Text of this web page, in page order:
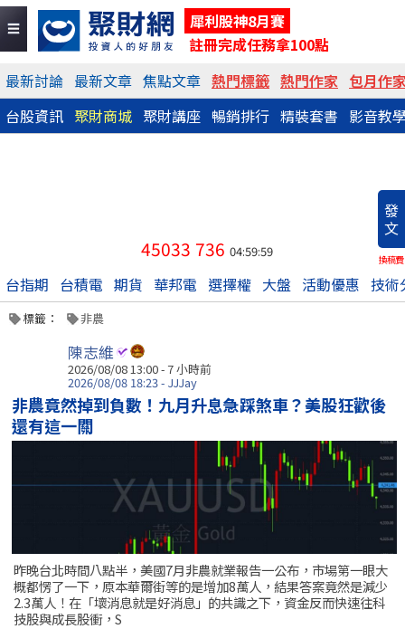
犀利股神8月賽
註冊完成任務拿100點
最新討論 最新文章 焦點文章 熱門標籤 熱門作家 包月作
台股資訊 聚財商城 聚財講座 暢銷排行 精裝套書 影音教
發
文
換稿費
45033 736 04:59:59
台指期 台積電 期貨 華邦電 選擇權 大盤 活動優惠 技術
標籤： 非農
陳志維
2026/08/08 13:00 - 7 小時前
2026/08/08 18:23 - JJJay
非農竟然掉到負數！九月升息急踩煞車？美股狂歡後
還有這一關
昨晚台北時間八點半，美國7月非農就業報告一公布，市場第一眼大
概都愣了一下，原本華爾街等的是增加8萬人，結果答案竟然是減少
2.3萬人！在「壞消息就是好消息」的共識之下，資金反而快速往科
技股與成長股衝，S